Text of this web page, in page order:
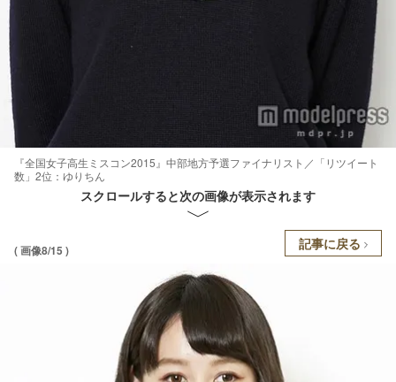
『全国女子高生ミスコン2015』中部地方予選ファイナリスト／「リツイート
数」2位：ゆりちん
スクロールすると次の画像が表示されます
( 画像8/15 ) 記事に戻る